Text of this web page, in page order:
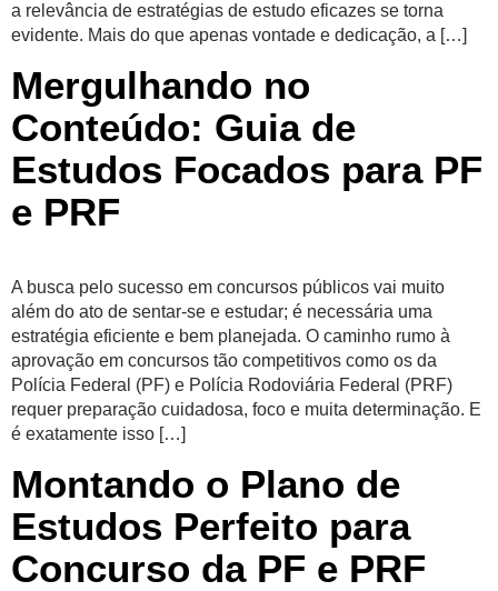
a relevância de estratégias de estudo eficazes se torna
evidente. Mais do que apenas vontade e dedicação, a […]
Mergulhando no
Conteúdo: Guia de
Estudos Focados para PF
e PRF
A busca pelo sucesso em concursos públicos vai muito
além do ato de sentar-se e estudar; é necessária uma
estratégia eficiente e bem planejada. O caminho rumo à
aprovação em concursos tão competitivos como os da
Polícia Federal (PF) e Polícia Rodoviária Federal (PRF)
requer preparação cuidadosa, foco e muita determinação. E
é exatamente isso […]
Montando o Plano de
Estudos Perfeito para
Concurso da PF e PRF